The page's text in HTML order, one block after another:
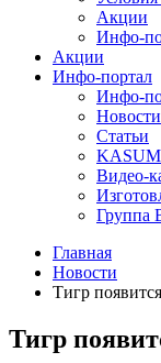
Акции
Инфо-
Акции
Инфо-портал
Инфо-
Новости
Статьи
Видео-
Группа
Главная
Новости
Тигр
Тигр